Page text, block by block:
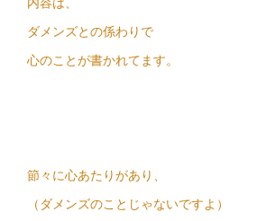
ダメンズとの係わりで
心のことが書かれてます。
節々に心あたりがあり、
（ダメンズのことじゃないですよ）